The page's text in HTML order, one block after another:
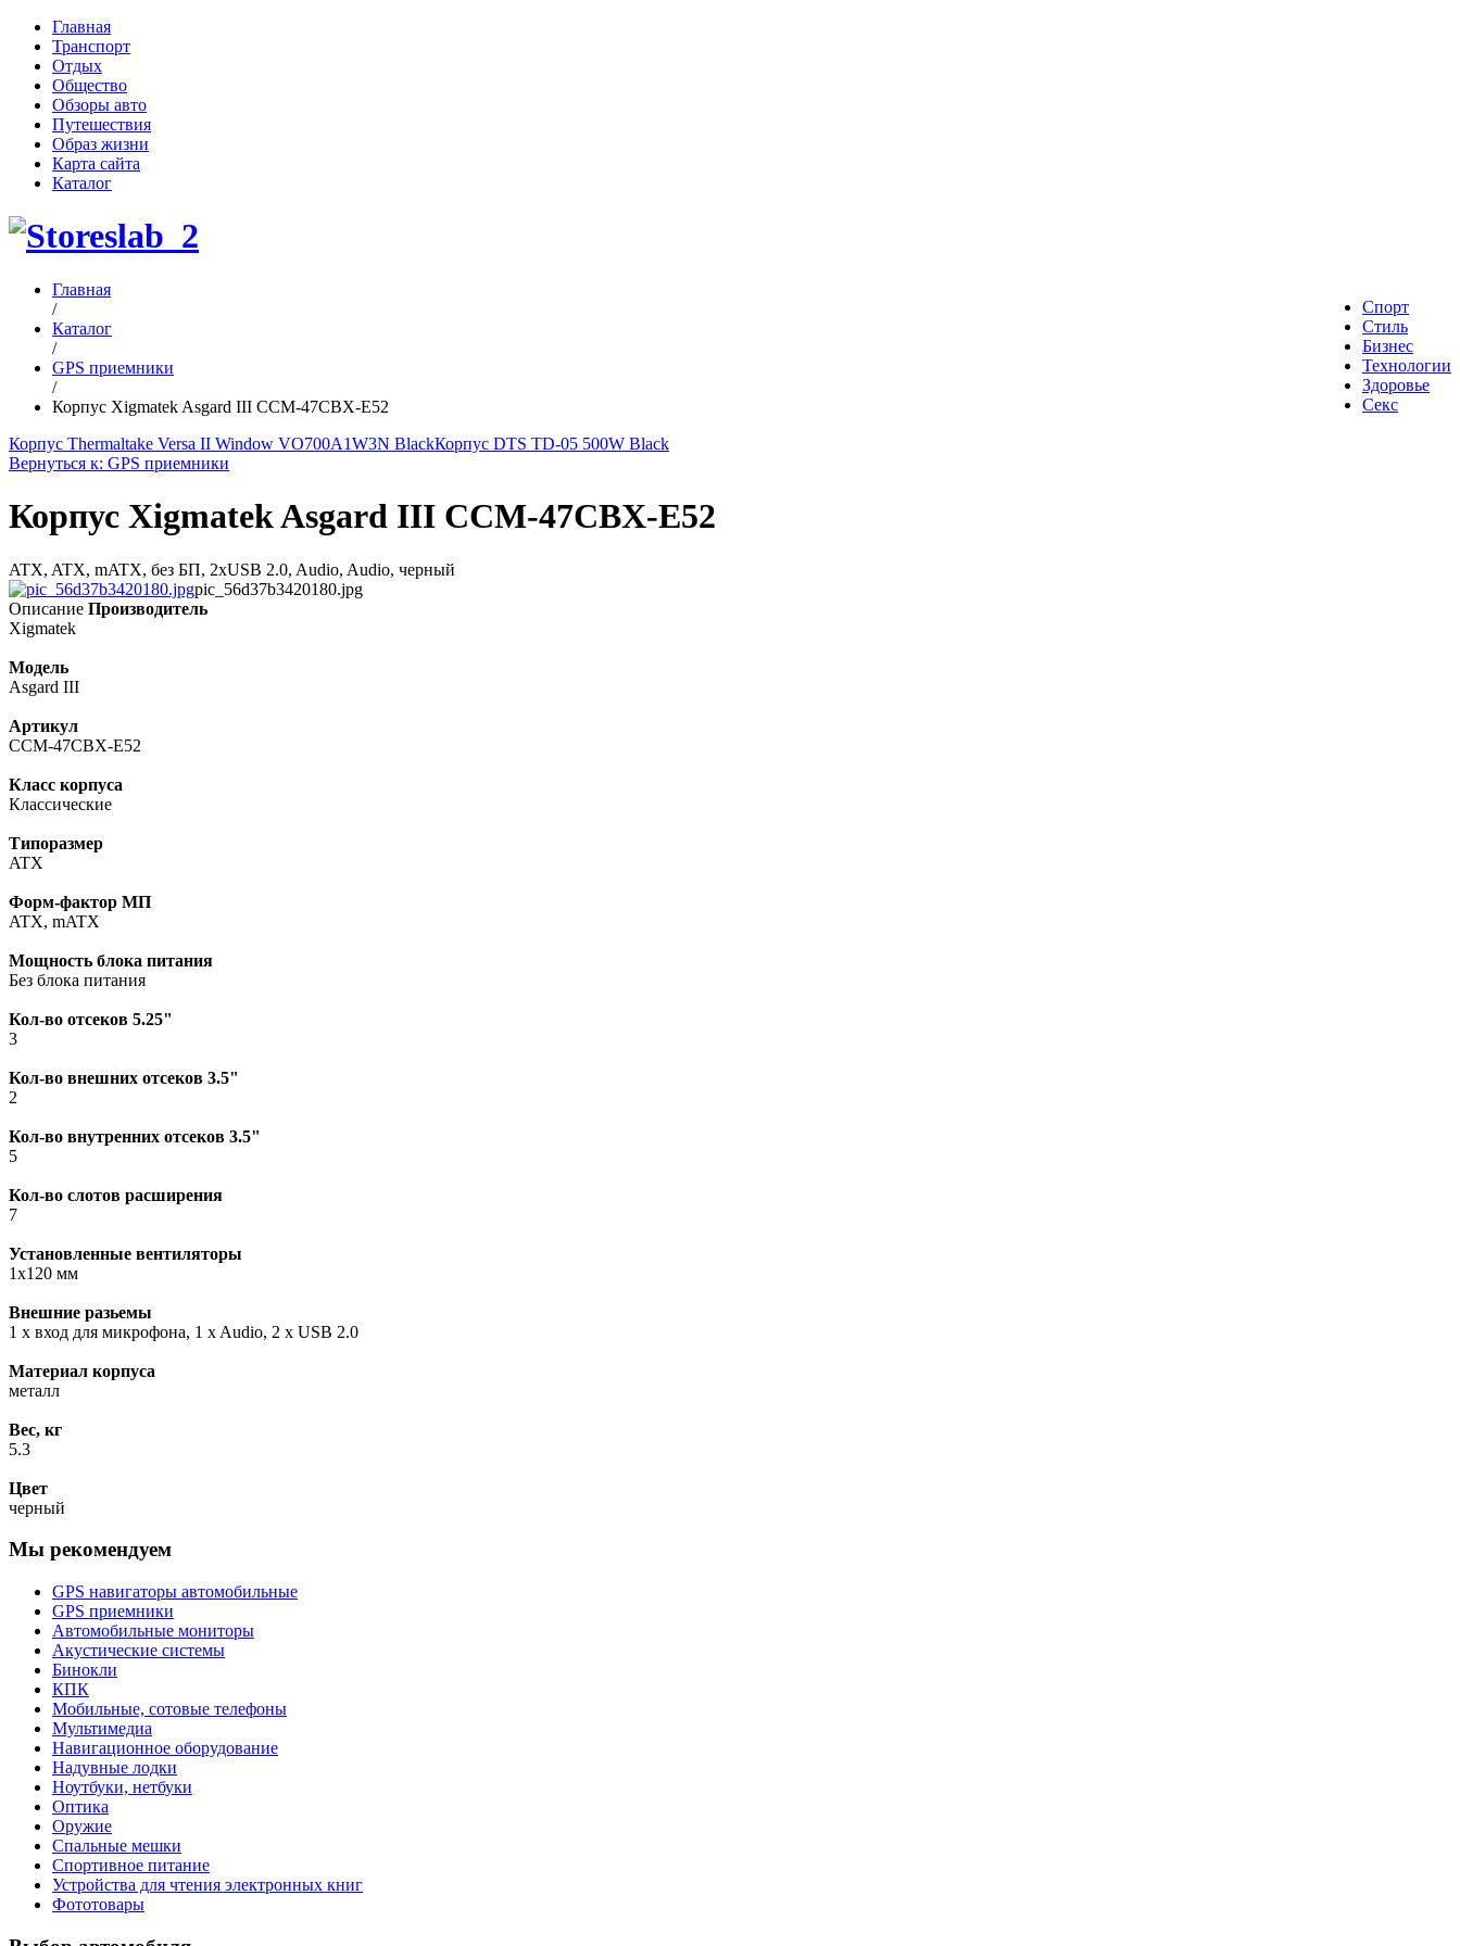
Главная
Транспорт
Отдых
Общество
Обзоры авто
Путешествия
Образ жизни
Карта сайта
Каталог
Спорт
Стиль
Бизнес
Технологии
Здоровье
Секс
Главная
/
Каталог
/
GPS приемники
/
Корпус Xigmatek Asgard III CCM-47CBX-E52
Корпус Thermaltake Versa II Window VO700A1W3N BlackКорпус DTS TD-05 500W Black
Вернуться к: GPS приемники
Корпус Xigmatek Asgard III CCM-47CBX-E52
ATX, ATX, mATX, без БП, 2xUSB 2.0, Audio, Audio, черный
pic_56d37b3420180.jpg
Описание Производитель
Xigmatek
Модель
Asgard III
Артикул
CCM-47CBX-E52
Класс корпуса
Классические
Типоразмер
ATX
Форм-фактор МП
ATX, mATX
Мощность блока питания
Без блока питания
Кол-во отсеков 5.25"
3
Кол-во внешних отсеков 3.5"
2
Кол-во внутренних отсеков 3.5"
5
Кол-во слотов расширения
7
Установленные вентиляторы
1x120 мм
Внешние разьемы
1 x вход для микрофона, 1 x Audio, 2 x USB 2.0
Материал корпуса
металл
Вес, кг
5.3
Цвет
черный
Мы рекомендуем
GPS навигаторы автомобильные
GPS приемники
Автомобильные мониторы
Акустические системы
Бинокли
КПК
Мобильные, сотовые телефоны
Мультимедиа
Навигационное оборудование
Надувные лодки
Ноутбуки, нетбуки
Оптика
Оружие
Спальные мешки
Спортивное питание
Устройства для чтения электронных книг
Фототовары